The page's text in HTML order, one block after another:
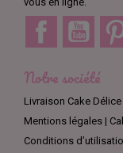
Les cakes boards de
et sont suffisamment
s'utiliser tels quels ou
sucre. Veillez à le
création afin que la
Facebook
Notre société
Livraison Cake
Mentions légales |
Conditions